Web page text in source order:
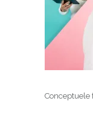
Conceptuele